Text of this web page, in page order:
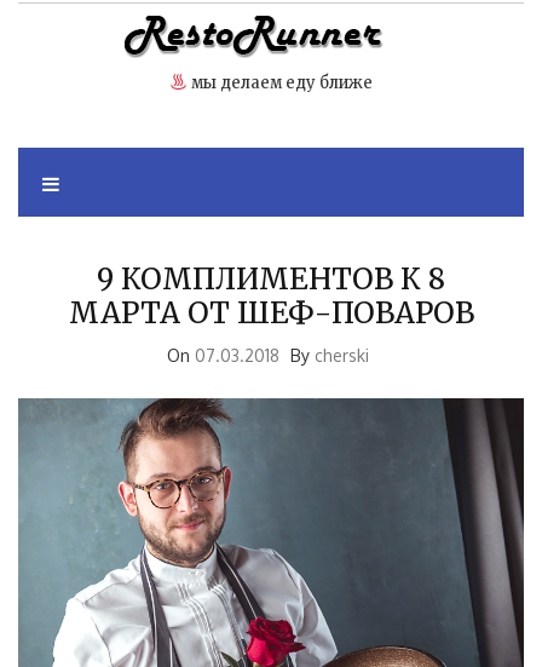
мы делаем еду ближе
9 КОМПЛИМЕНТОВ К 8
МАРТА ОТ ШЕФ-ПОВАРОВ
On 07.03.2018 By cherski